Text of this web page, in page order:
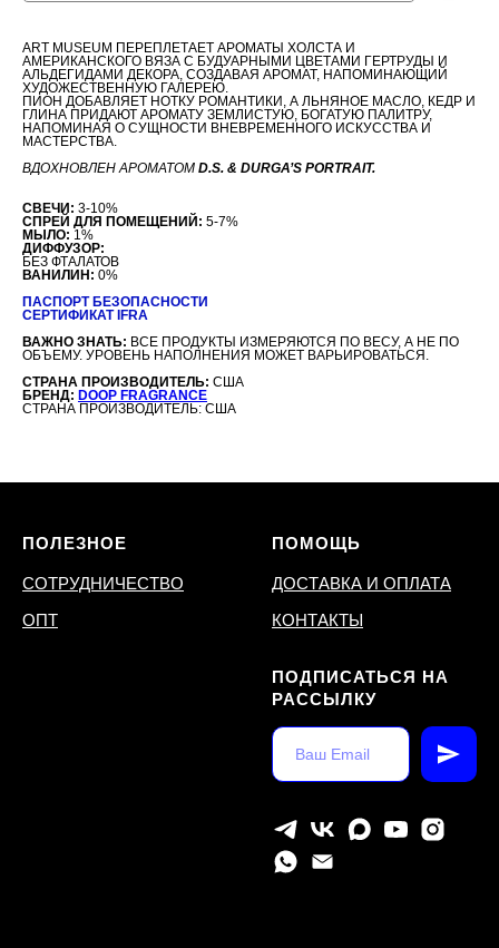
ART MUSEUM ПЕРЕПЛЕТАЕТ АРОМАТЫ ХОЛСТА И
АМЕРИКАНСКОГО ВЯЗА С БУДУАРНЫМИ ЦВЕТАМИ ГЕРТРУДЫ И
АЛЬДЕГИДАМИ ДЕКОРА, СОЗДАВАЯ АРОМАТ, НАПОМИНАЮЩИЙ
ХУДОЖЕСТВЕННУЮ ГАЛЕРЕЮ.
ПИОН ДОБАВЛЯЕТ НОТКУ РОМАНТИКИ, А ЛЬНЯНОЕ МАСЛО, КЕДР И
ГЛИНА ПРИДАЮТ АРОМАТУ ЗЕМЛИСТУЮ, БОГАТУЮ ПАЛИТРУ,
НАПОМИНАЯ О СУЩНОСТИ ВНЕВРЕМЕННОГО ИСКУССТВА И
МАСТЕРСТВА.
ВДОХНОВЛЕН АРОМАТОМ D.S. & DURGA’S PORTRAIT.
СВЕЧИ: 3-10%
СПРЕЙ ДЛЯ ПОМЕЩЕНИЙ: 5-7%
МЫЛО: 1%
ДИФФУЗОР:
БЕЗ ФТАЛАТОВ
ВАНИЛИН: 0%
ПАСПОРТ БЕЗОПАСНОСТИ
СЕРТИФИКАТ IFRA
ВАЖНО ЗНАТЬ: ВСЕ ПРОДУКТЫ ИЗМЕРЯЮТСЯ ПО ВЕСУ, А НЕ ПО
ОБЪЕМУ. УРОВЕНЬ НАПОЛНЕНИЯ МОЖЕТ ВАРЬИРОВАТЬСЯ.
СТРАНА ПРОИЗВОДИТЕЛЬ: США
БРЕНД: DOOP FRAGRANCE
СТРАНА ПРОИЗВОДИТЕЛЬ: США
ПОЛЕЗНОЕ
СОТРУДНИЧЕСТВО
ОПТ
ПОМОЩЬ
ДОСТАВКА И ОПЛАТА
КОНТАКТЫ
ПОДПИСАТЬСЯ НА
РАССЫЛКУ